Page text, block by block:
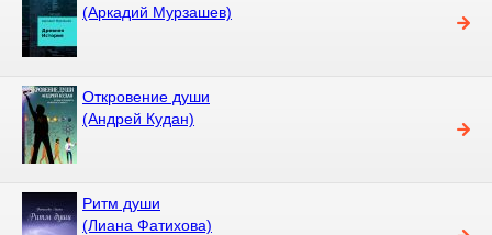
(Аркадий Мурзашев)
Откровение души
(Андрей Кудан)
Ритм души
(Лиана Фатихова)